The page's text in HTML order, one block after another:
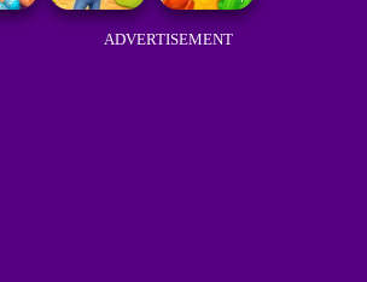
ADVERTISEMENT